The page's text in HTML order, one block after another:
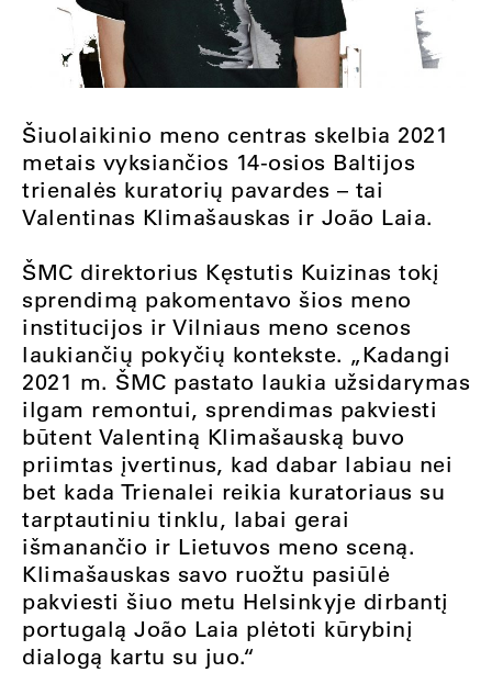
Šiuolaikinio meno centras skelbia 2021
metais vyksiančios 14-osios Baltijos
trienalės kuratorių pavardes – tai
Valentinas Klimašauskas ir João Laia.
ŠMC direktorius Kęstutis Kuizinas tokį
sprendimą pakomentavo šios meno
institucijos ir Vilniaus meno scenos
laukiančių pokyčių kontekste. „Kadangi
2021 m. ŠMC pastato laukia užsidarymas
ilgam remontui, sprendimas pakviesti
būtent Valentiną Klimašauską buvo
priimtas įvertinus, kad dabar labiau nei
bet kada Trienalei reikia kuratoriaus su
tarptautiniu tinklu, labai gerai
išmanančio ir Lietuvos meno sceną.
Klimašauskas savo ruožtu pasiūlė
pakviesti šiuo metu Helsinkyje dirbantį
portugalą João Laia plėtoti kūrybinį
dialogą kartu su juo.“